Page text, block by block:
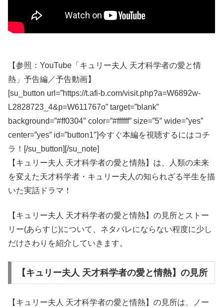
【参照：YouTube「キュリー夫人 天才科学者の愛と情
熱」予告編／予告動画】
[su_button url=”https://t.afi-b.com/visit.php?a=W6892w-
L2828723_4&p=W611767o” target=”blank”
background=”#ff0304″ color=”#ffffff” size=”5″ wide=”yes”
center=”yes” id=”button1″]今すぐ本編を視聴するにはコチ
ラ！[/su_button][/su_note]
【キュリー夫人 天才科学者の愛と情熱】は、人類の未来
を変えた天才科学者・キュリー夫人の知られざる半生を描
いた実話ドラマ！
【キュリー夫人 天才科学者の愛と情熱】の見所とストー
リー(あらすじ)について、ネタバレにならない程度に少し
だけさわりを紹介していきます。
【キュリー夫人 天才科学者の愛と情熱】の見所
【キュリー夫人 天才科学者の愛と情熱】の見所は、ノー